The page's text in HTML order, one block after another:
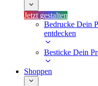
Jetzt gestalten
Bedrucke Dein
entdecken
Besticke Dein
Shoppen